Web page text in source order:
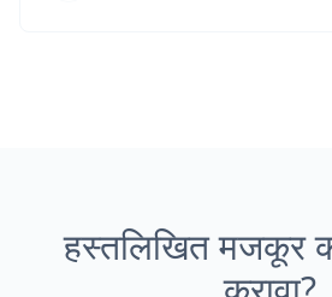
हस्तलिखित मजकूर